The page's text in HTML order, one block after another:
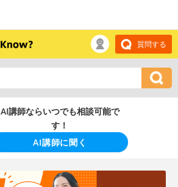
質問する
AI講師ならいつでも相談可能で
す！
AI講師に聞く